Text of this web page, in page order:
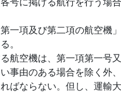
一項及び第二項の航空機
。
航空機は、第一項第一号
事由のある場合を除く外
ばならない。但し、運輸